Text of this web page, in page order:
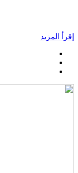
إقرأ المزيد